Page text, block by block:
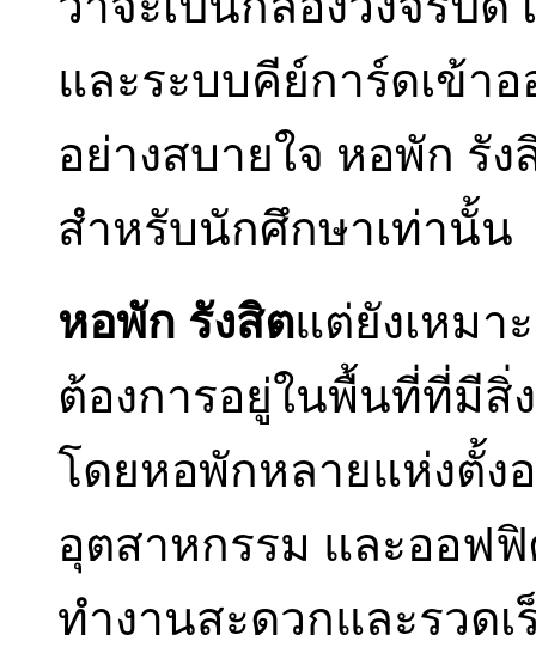
และระบบคีย์การ์ดเข้า
อย่างสบายใจ หอพัก รั
สำหรับนักศึกษาเท่านั้น
หอพัก รังสิตแต่ยังเหม
ต้องการอยู่ในพื้นที่ที่มีสิ่
โดยหอพักหลายแห่งตั้ง
อุตสาหกรรม และออฟฟิ
ทำงานสะดวกและรวด